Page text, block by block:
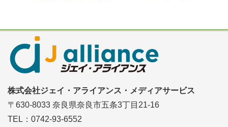
株式会社ジェイ・アライアンス・メディアサービス
〒630-8033 奈良県奈良市五条3丁目21-16
TEL：0742-93-6552